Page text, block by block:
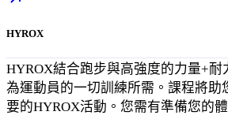
HYROX
HYROX結合跑步與高強度的力量+耐
為運動員的一切訓練所需。課程將助
要的HYROX活動。您需有準備您的